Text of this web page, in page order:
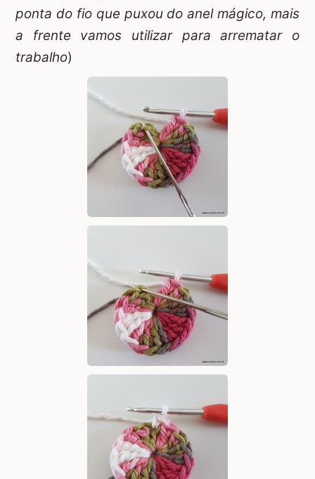
ponta do fio que puxou do anel mágico, mais
a frente vamos utilizar para arrematar o
trabalho)